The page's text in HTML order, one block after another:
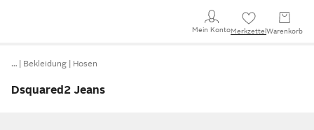
Mein KontoMerkzettel Warenkorb
… Bekleidung Hosen
Dsquared2 Jeans